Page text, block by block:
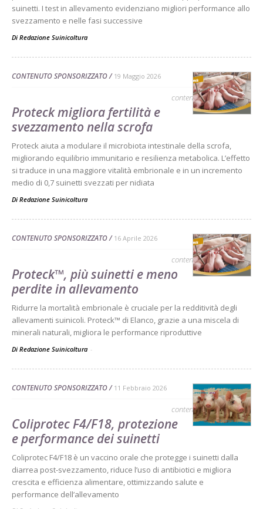
suinetti. I test in allevamento evidenziano migliori performance allo
svezzamento e nelle fasi successive
Di Redazione Suinicoltura
CONTENUTO SPONSORIZZATO 19 Maggio 2026
contenuto sponsorizzato
Proteck migliora fertilità e
svezzamento nella scrofa
Proteck aiuta a modulare il microbiota intestinale della scrofa,
migliorando equilibrio immunitario e resilienza metabolica. L’effetto
si traduce in una maggiore vitalità embrionale e in un incremento
medio di 0,7 suinetti svezzati per nidiata
Di Redazione Suinicoltura
CONTENUTO SPONSORIZZATO 16 Aprile 2026
contenuto sponsorizzato
Proteck™, più suinetti e meno
perdite in allevamento
Ridurre la mortalità embrionale è cruciale per la redditività degli
allevamenti suinicoli. Proteck™ di Elanco, grazie a una miscela di
minerali naturali, migliora le performance riproduttive
Di Redazione Suinicoltura -
CONTENUTO SPONSORIZZATO 11 Febbraio 2026
contenuto sponsorizzato
Coliprotec F4/F18, protezione
e performance dei suinetti
Coliprotec F4/F18 è un vaccino orale che protegge i suinetti dalla
diarrea post-svezzamento, riduce l’uso di antibiotici e migliora
crescita e efficienza alimentare, ottimizzando salute e
performance dell’allevamento